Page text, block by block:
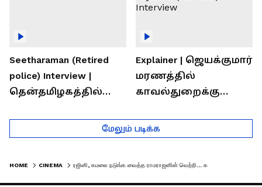
Seetharaman (Retired
police) Interview |
தென்தமிழகத்தில்
தொடர்கதை ஆவது
ஏன்?
Explainer | ஜெயக்குமார்
மரணத்தில்
காவல்துறைக்கு
Rajaram (Rtd ACP)
Interview
மேலும் படிக்க
HOME CINEMA